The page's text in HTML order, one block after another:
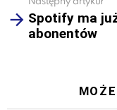
Spotify ma
abonentów